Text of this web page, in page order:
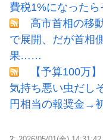
費税1%になったら
高市首相の移
で展開、だが首相
果……
【予算100万
気持ち悪い虫だし
円相当の報奨金→